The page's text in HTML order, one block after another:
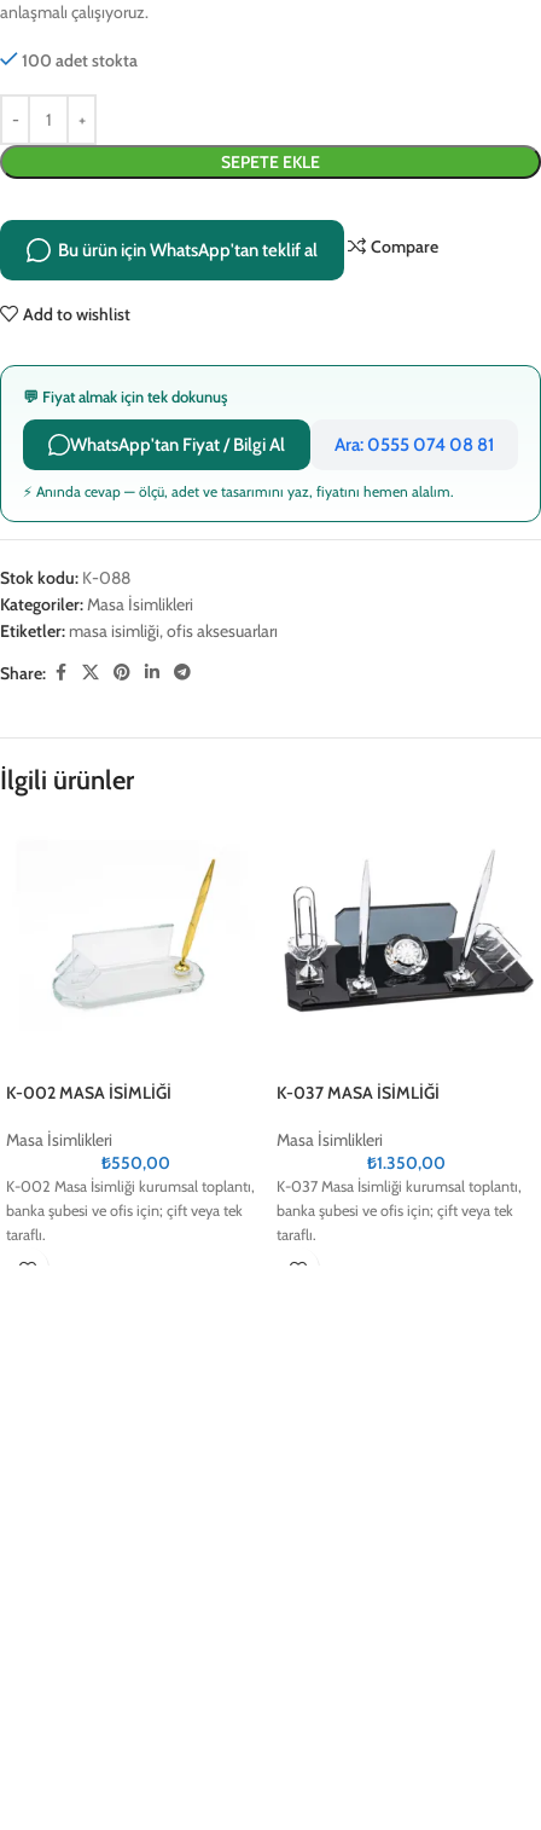
anlaşmalı çalışıyoruz.
100 adet stokta
SEPETE EKLE
Bu ürün için WhatsApp'tan teklif al Compare
Add to wishlist
💬 Fiyat almak için tek dokunuş
WhatsApp'tan Fiyat / Bilgi Al Ara: 0555 074 08 81
⚡ Anında cevap — ölçü, adet ve tasarımını yaz, fiyatını hemen alalım.
Stok kodu: K-088
Kategoriler:Masa İsimlikleri
Etiketler: masa isimliği,ofis aksesuarları
Share:
İlgili ürünler
K-002 MASA İSİMLİĞİ
Masa İsimlikleri
₺550,00
K-002 Masa İsimliği kurumsal toplantı,
banka şubesi ve ofis için; çift veya tek
taraflı.
K-037 MASA İSİMLİĞİ
Masa İsimlikleri
₺1.350,00
K-037 Masa İsimliği kurumsal toplantı,
banka şubesi ve ofis için; çift veya tek
taraflı.